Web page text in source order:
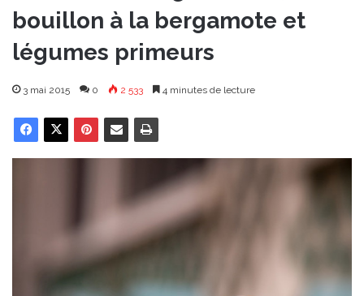
bouillon à la bergamote et
légumes primeurs
3 mai 2015 0 2 533 4 minutes de lecture